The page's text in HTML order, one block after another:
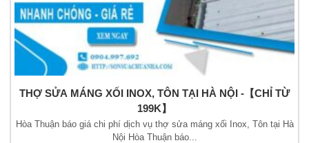
THỢ SỬA MÁNG XỐI INOX, TÔN TẠI HÀ NỘI -【CHỈ TỪ
199K】
Hòa Thuận báo giá chi phí dịch vụ thợ sửa máng xối Inox, Tôn tại Hà
Nội Hòa Thuận báo...